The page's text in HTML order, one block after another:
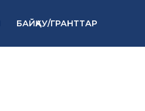
БАЙҚАУ/ГРАНТТАР